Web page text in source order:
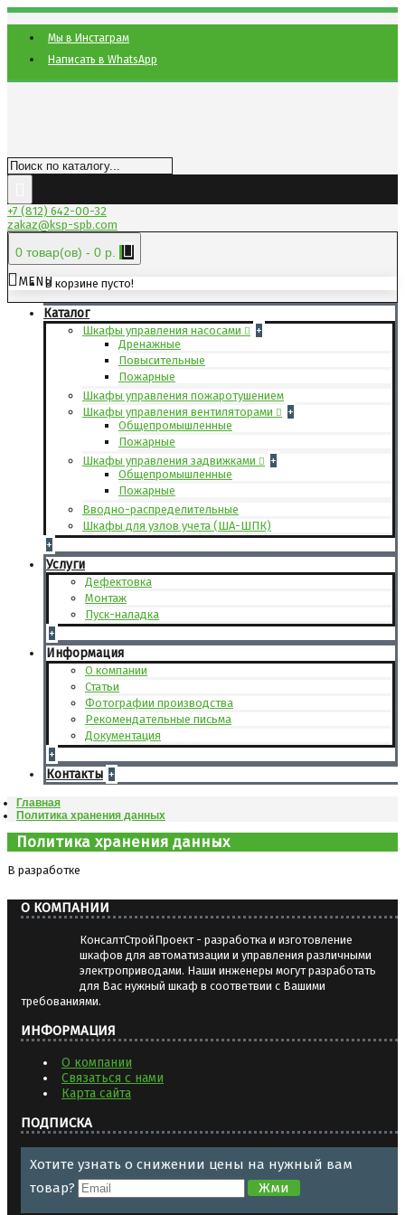
Мы в Инстаграм
Написать в WhatsApp
+7 (812) 642-00-32
zakaz@ksp-spb.com
0 товар(ов) - 0 р.
В корзине пусто!
MENU
Каталог
Шкафы управления насосами
+
Дренажные
Повысительные
Пожарные
Шкафы управления пожаротушением
Шкафы управления вентиляторами
+
Общепромышленные
Пожарные
Шкафы управления задвижками
+
Общепромышленные
Пожарные
Вводно-распределительные
Шкафы для узлов учета (ША-ШПК)
+
Услуги
Дефектовка
Монтаж
Пуск-наладка
+
Информация
О компании
Статьи
Фотографии производства
Рекомендательные письма
Документация
+
Контакты +
Главная
Политика хранения данных
Политика хранения данных
В разработке
О КОМПАНИИ
КонсалтСтройПроект - разработка и изготовление
шкафов для автоматизации и управления различными
электроприводами. Наши инженеры могут разработать
для Вас нужный шкаф в соответвии с Вашими
требованиями.
ИНФОРМАЦИЯ
О компании
Связаться с нами
Карта сайта
ПОДПИСКА
Хотите узнать о снижении цены на нужный вам
товар?
Жми